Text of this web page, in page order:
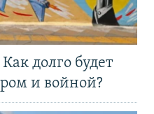
долго будет
и войной?